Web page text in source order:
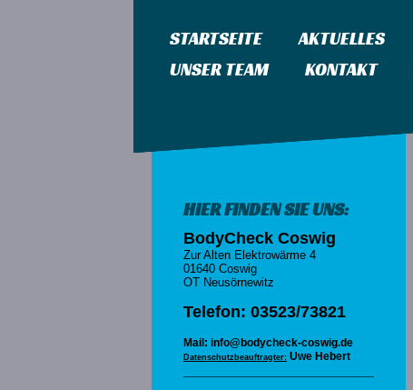
STARTSEITE AKTUELLES
UNSER TEAM
KONTAKT
HIER FINDEN SIE UNS:
BodyCheck Coswig
Zur Alten Elektrowärme 4
01640 Coswig
OT Neusörnewitz
Telefon: 03523/73821
Mail: info@bodycheck-coswig.de
Datenschutzbeauftragter: Uwe Hebert